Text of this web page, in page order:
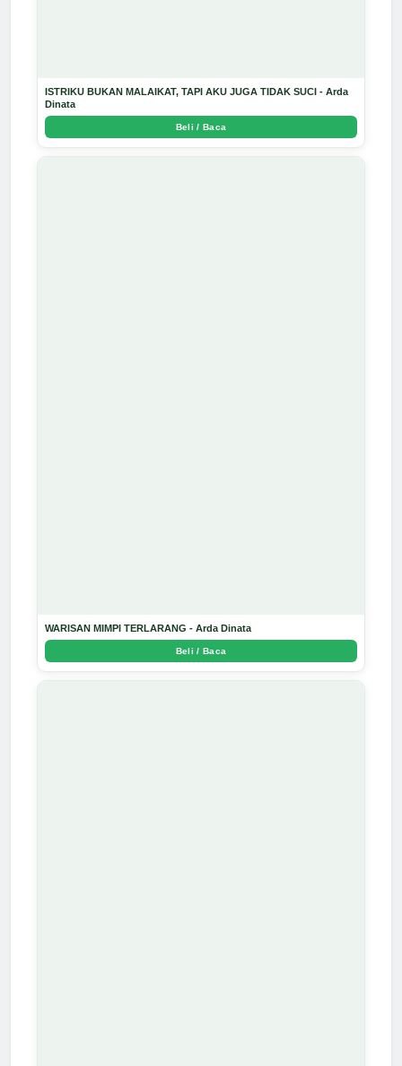
ISTRIKU BUKAN MALAIKAT, TAPI AKU JUGA TIDAK SUCI - Arda
Dinata
Beli / Baca
WARISAN MIMPI TERLARANG - Arda Dinata
Beli / Baca